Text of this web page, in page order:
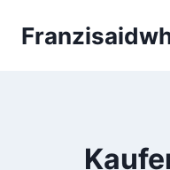
Inhalt